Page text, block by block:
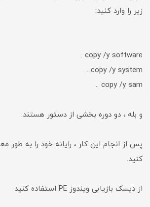
زیر را وارد کنید:
copy /y software ..
copy /y system ..
copy /y sam ..
و بله ، دو دوره بخشی از دستور هستند.
پس از انجام این کار ، رایانه خود را به طور
کنید.
از دیسک بازیابی ویندوز PE استفاده کنید